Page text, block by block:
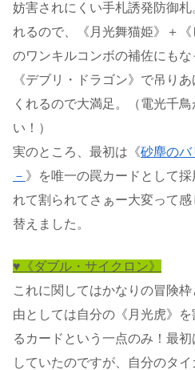
妨害されにくい手札誘発防御札
れるので、《月光舞猫姫》＋
のワンキルコンボの補佐にも
《デブリ・ドラゴン》で吊り
くれるので大満足。（電光千
い！）
実のところ、最初は 《砂塵のバ
－ 》を唯一の罠カードとして
れて割られてさぁー大変って
替えました。
♥《ダブル・サイクロン》
これに関してはかなりの冒険
由としては自分の《月光虎》
るカードという一点のみ！最
していたのですが、自分のタ